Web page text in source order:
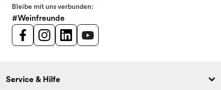
Bleibe mit uns verbunden:
#Weinfreunde
Service & Hilfe